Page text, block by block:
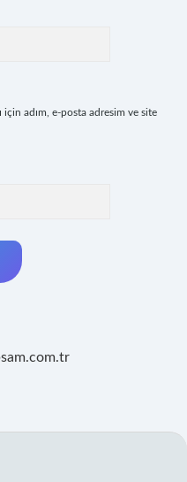
için adım, e-posta adresim ve site